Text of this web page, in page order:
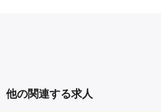
他の関連する求人